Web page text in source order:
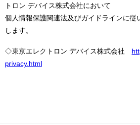
トロン デバイス株式会社において
個人情報保護関連法及びガイドラインに従
します。
◇東京エレクトロン デバイス株式会社
privacy.html